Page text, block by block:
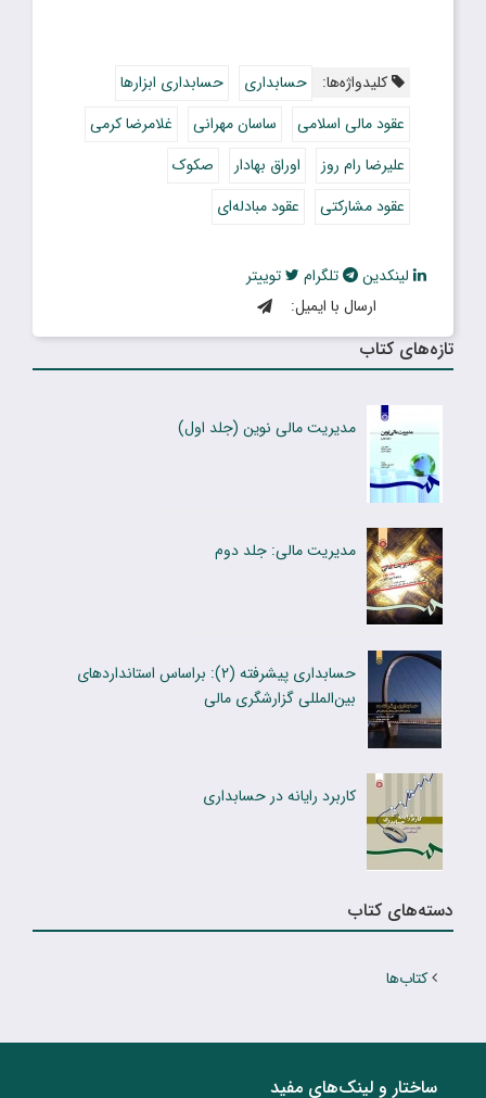
کلیدواژه‌ها: حسابداری
حسابداری ابزارها
عقود مالی اسلامی
ساسان مهرانی
غلامرضا کرمی
علیرضا رام روز
اوراق بهادار
صکوک
عقود مشارکتی
عقود مبادله‌ای
لینکدین تلگرام
توییتر
ارسال با ایمیل:
تازه‌های کتاب
مدیریت مالی نوین (جلد اول)
مدیریت مالی: جلد دوم
حسابداری پیشرفته (۲): براساس استانداردهای
بین‌المللی گزارشگری مالی
کاربرد رایانه در حسابدارى
دسته‌های کتاب
کتاب‌ها
ساختار‌‌ و‌‌ لینک‌های مفید